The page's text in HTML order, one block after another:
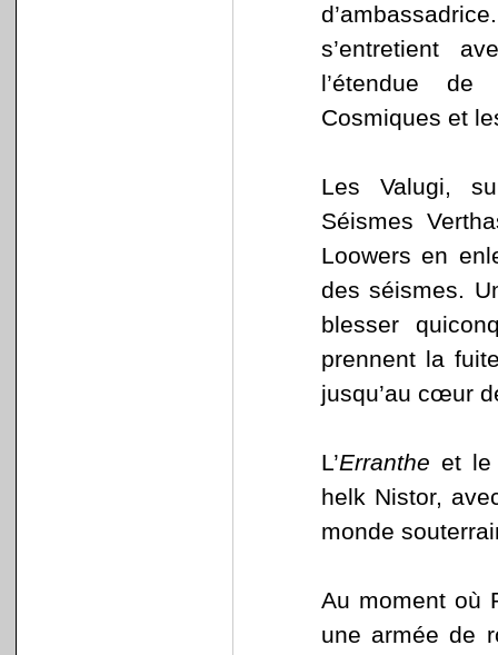
s’entretient
l’étendue
Cosmiques et
Les Valugi,
Séismes
Loowers en
des séismes.
blesser
prennent la
jusqu’au cœur
L’Erranthe et
helk Nistor,
monde
Au moment où
une armée de